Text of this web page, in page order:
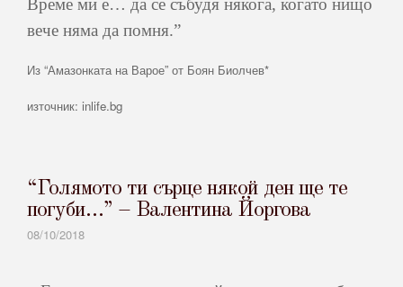
Време ми е… да се събудя някога, когато нищо
вече няма да помня.”
Из “Амазонката на Варое” от Боян Биолчев*
източник: inlife.bg
“Голямото ти сърце някой ден ще те
погуби…” – Валентина Йоргова
08/10/2018